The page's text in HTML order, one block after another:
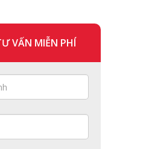
VẤN MIỄN PHÍ